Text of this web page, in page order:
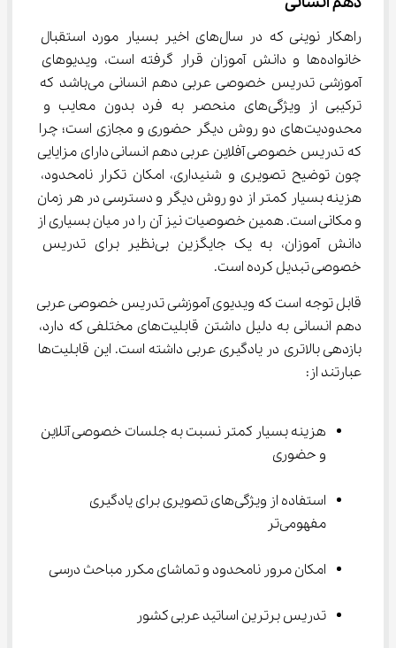
راهکار نوینی که در سال‌های اخیر بسیار مورد استقبال
خانواده‌ها و دانش آموزان قرار گرفته است، ویدیوهای
آموزشی تدریس خصوصی عربی دهم انسانی می‌باشد که
ترکیبی از ویژگی‌های منحصر به فرد بدون معایب و
محدودیت‌های دو روش دیگر حضوری و مجازی است؛ چرا
که تدریس خصوصی آفلاین عربی دهم انسانی دارای مزایایی
چون توضیح تصویری و شنیداری، امکان تکرار نامحدود،
هزینه بسیار کمتر از دو روش دیگر و دسترسی در هر زمان
و مکانی است. همین خصوصیات نیز آن را در میان بسیاری از
دانش آموزان، به یک جایگزین بی‌نظیر برای تدریس
خصوصی تبدیل کرده است.
قابل توجه است که ویدیوی آموزشی تدریس خصوصی عربی
دهم انسانی به دلیل داشتن قابلیت‌های مختلفی که دارد،
بازدهی بالاتری در یادگیری عربی داشته است. این قابلیت‌ها
عبارتند از:
هزینه‌ بسیار کمتر نسبت به جلسات خصوصی آنلاین
و حضوری
استفاده از ویژگی‌های تصویری برای یادگیری
مفهومی‌تر
امکان مرور نامحدود و تماشای مکرر مباحث درسی
تدریس برترین اساتید عربی کشور